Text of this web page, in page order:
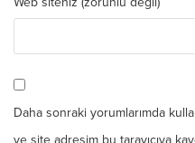
Daha sonraki yorumlarımda
ve site adresim bu tarayıcıya